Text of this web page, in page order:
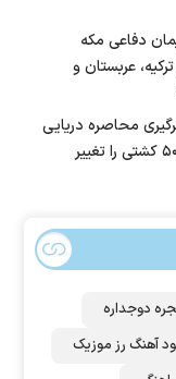
دفاعی مکه
عربستان و
محاصره دریایی
ایران، مسیر بیش از ۵۰ کشتی را تغییر
دوجداره
آهنگ رز‌ موزیک